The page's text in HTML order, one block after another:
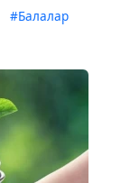
#Балалар